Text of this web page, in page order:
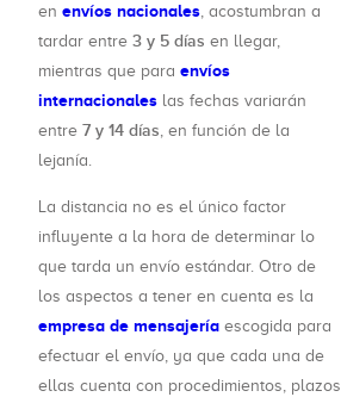
en envíos nacionales, acostumbran a
tardar entre 3 y 5 días en llegar,
mientras que para envíos
internacionales las fechas variarán
entre 7 y 14 días, en función de la
lejanía.
La distancia no es el único factor
influyente a la hora de determinar lo
que tarda un envío estándar. Otro de
los aspectos a tener en cuenta es la
empresa de mensajería escogida para
efectuar el envío, ya que cada una de
ellas cuenta con procedimientos, plazos